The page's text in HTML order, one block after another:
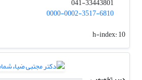
0000-0002-3517-6810
h-index:10